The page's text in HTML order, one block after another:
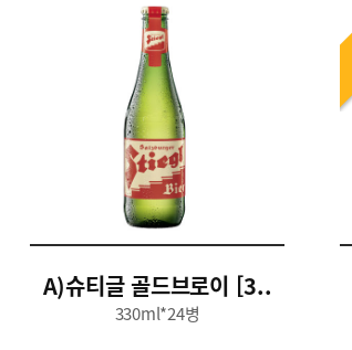
A)슈티글 골드브로이 [3..
330ml*24병